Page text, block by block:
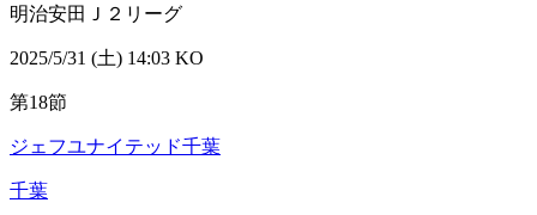
明治安田Ｊ２リーグ
2025/5/31 (土) 14:03 KO
第18節
ジェフユナイテッド千葉
千葉